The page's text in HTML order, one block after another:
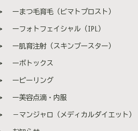
理前の肌荒れにも効果的です👌 ▶︎こん
め ・ニキビ・ニキビ跡が気になる ・
るみがきになる など ⚠️ユベラ注意点
のため、ほかにサプリなどでビタミンE
場合、蓄積され過剰症になる恐れがあ
制する作用があるため、抗血小板薬や
できません ③ハイチオール 主成分
80mg Lｰシステインは皮膚や肝臓での
ーまつ毛育毛（ビマトプロスト）
ーフォトフェイシャル（IPL）
ー肌育注射（スキンブースター）
ーボトックス
ーピーリング
ー美容点滴・内服
－マンジャロ（メディカルダイエット）